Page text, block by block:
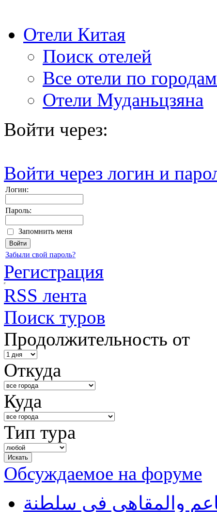
Отели Китая
Поиск отелей
Все отели по городам
Отели Муданьцзяна
Войти через:
Войти через логин и
Логин:
Пароль:
Запомнить меня
Забыли свой пароль?
Регистрация
RSS лента
Поиск туров
Продолжительность от
Откуда
Куда
Тип тура
Обсуждаемое на форуме
والمقاهي في سلطنة